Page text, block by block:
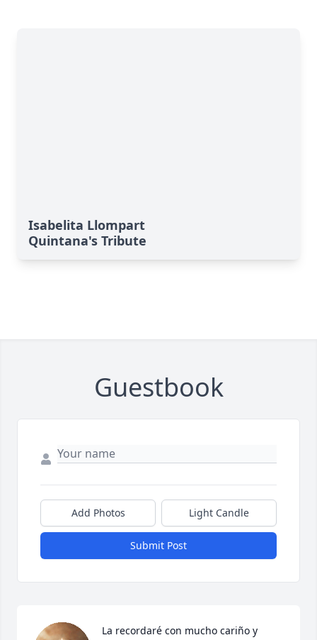
Isabelita Llompart
Quintana's Tribute
Guestbook
Add Photos Light Candle
Submit Post
La recordaré con mucho cariño y